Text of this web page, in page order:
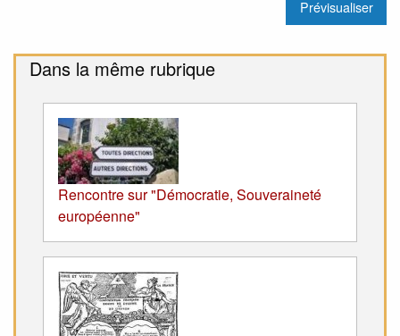
Dans la même rubrique
Rencontre sur "Démocratie, Souveraineté
européenne"